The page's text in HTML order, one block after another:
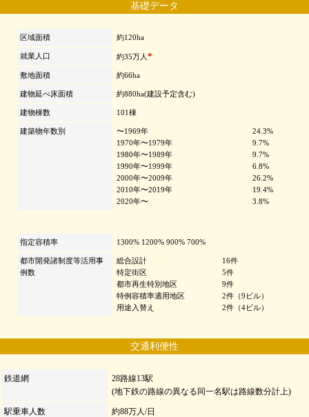
基礎データ
区域面積 約120ha
就業人口 約35万人 *
敷地面積 約66ha
建物延べ床面積 約880ha(建設予定含む)
建物棟数 101棟
建築物年数別
〜1969年
1970年〜1979年
1980年〜1989年
1990年〜1999年
2000年〜2009年
2010年〜2019年
2020年〜
24.3%
9.7%
9.7%
6.8%
26.2%
19.4%
3.8%
指定容積率 1300% 1200% 900% 700%
都市開発諸制度等活用事
例数
総合設計
特定街区
都市再生特別地区
特例容積率適用地区
用途入替え
16件
5件
9件
2件（9ビル）
2件（4ビル）
交通利便性
鉄道網
28路線13駅
(地下鉄の路線の異なる同一名駅は路線数分計上)
駅乗車人数 約88万人/日